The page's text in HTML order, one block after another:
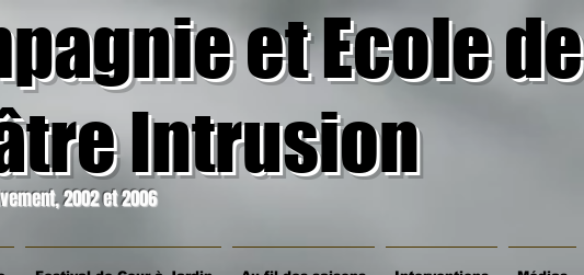
et Ecole de
Intrusion
2002 et 2006